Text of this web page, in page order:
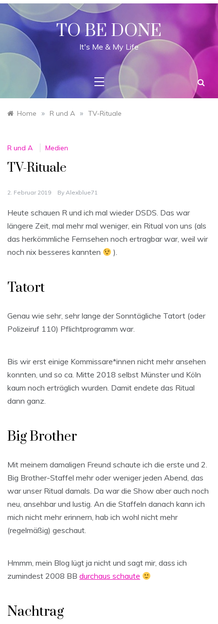
Skip
content
TO BE DONE
It's Me & My Life
Home » R und A » TV-Rituale
R und A Medien
TV-Rituale
2. Februar 2019 By Alexblue71
Heute schauen R und ich mal wieder DSDS. Das war
längere Zeit, mal mehr mal weniger, ein Ritual von uns (als
das herkömmliche Fernsehen noch ertragbar war, weil wir
noch nix besseres kannten
).
Tatort
Genau wie sehr, sehr lange der Sonntägliche Tatort (oder
Polizeiruf 110) Pflichtprogramm war.
Bis wir erst einige Kommissare*innen nicht mehr ansehen
konnten, und so ca. Mitte 2018 selbst Münster und Köln
kaum noch erträglich wurden. Damit endete das Ritual
dann ganz.
Big Brother
Mit meinem damaligen Freund schaute ich die erste und 2.
Big Brother-Staffel mehr oder weniger jeden Abend, das
war unser Ritual damals. Da war die Show aber auch noch
neu, ansehbar und lustig. An die Staffeln danach kann ich
mich nicht mehr erinnern, hab ich wohl nicht mehr
(regelmäßig) geschaut.
Hmmm, mein Blog lügt ja nicht und sagt mir, dass ich
zumindest 2008 BB durchaus schaute
Nachtrag